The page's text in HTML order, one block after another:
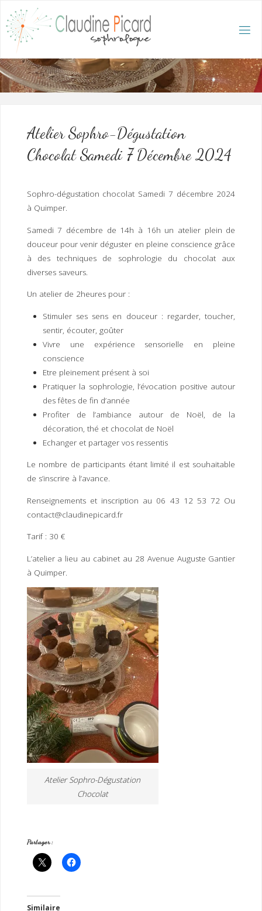
content
DIN
E PI
R
D :
SO
PHR
O
OG
HY
A E
UTE
Q
U
Atelier Sophro-Dégustation
Chocolat Samedi 7 Décembre 2024
Sophro-dégustation chocolat Samedi 7 décembre 2024
à Quimper.
Samedi 7 décembre de 14h à 16h un atelier plein de
douceur pour venir déguster en pleine conscience grâce
à des techniques de sophrologie du chocolat aux
diverses saveurs.
Un atelier de 2heures pour :
Stimuler ses sens en douceur : regarder, toucher,
sentir, écouter, goûter
Vivre une expérience sensorielle en pleine
conscience
Etre pleinement présent à soi
Pratiquer la sophrologie, l’évocation positive autour
des fêtes de fin d’année
Profiter de l’ambiance autour de Noël, de la
décoration, thé et chocolat de Noël
Echanger et partager vos ressentis
Le nombre de participants étant limité il est souhaitable
de s’inscrire à l’avance.
Renseignements et inscription au 06 43 12 53 72 Ou
contact@claudinepicard.fr
Tarif : 30 €
L’atelier a lieu au cabinet au 28 Avenue Auguste Gantier
à Quimper.
Atelier Sophro-Dégustation
Chocolat
Partager :
Similaire